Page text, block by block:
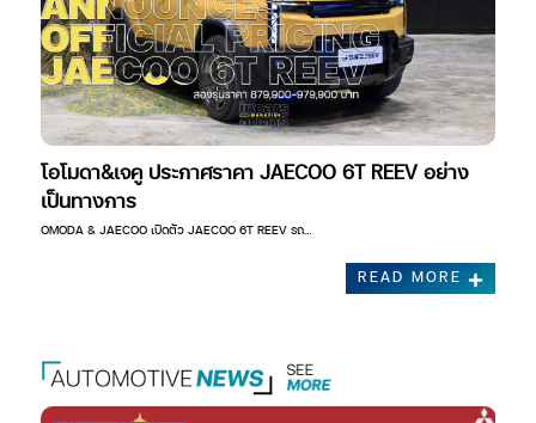
โอโมดา&เจคู ประกาศราคา JAECOO 6T REEV อย่าง
เป็นทางการ
OMODA & JAECOO เปิดตัว JAECOO 6T REEV รถ…
READ MORE